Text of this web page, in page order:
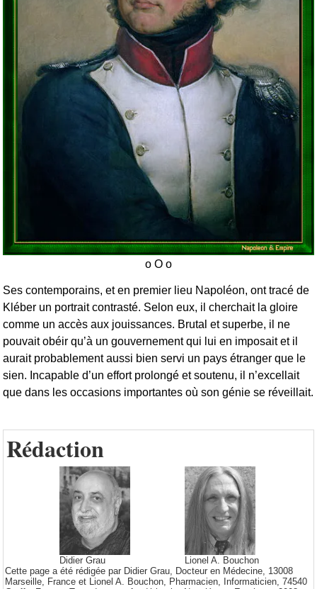
Ses contemporains, et en premier lieu Napoléon, ont tracé de
Kléber un portrait contrasté. Selon eux, il cherchait la gloire
comme un accès aux jouissances. Brutal et superbe, il ne
pouvait obéir qu’à un gouvernement qui lui en imposait et il
aurait probablement aussi bien servi un pays étranger que le
sien. Incapable d’un effort prolongé et soutenu, il n’excellait
que dans les occasions importantes où son génie se réveillait.
Rédaction
Didier Grau
Lionel A. Bouchon
Cette page a été rédigée par Didier Grau, Docteur en Médecine, 13008
Marseille, France et Lionel A. Bouchon, Pharmacien, Informaticien, 74540